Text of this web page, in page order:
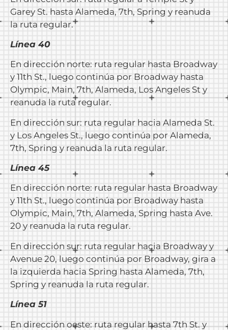
Garey St. hasta Alameda, 7th, Spring y reanuda
la ruta regular.
Línea 40
En dirección norte: ruta regular hasta Broadway
y 11th St., luego continúa por Broadway hasta
Olympic, Main, 7th, Alameda, Los Angeles St y
reanuda la ruta regular.
En dirección sur: ruta regular hacia Alameda St.
y Los Angeles St., luego continúa por Alameda,
7th, Spring y reanuda la ruta regular.
Línea 45
En dirección norte: ruta regular hasta Broadway
y 11th St., luego continúa por Broadway hasta
Olympic, Main, 7th, Alameda, Spring hasta Ave.
20 y reanuda la ruta regular.
En dirección sur: ruta regular hacia Broadway y
Avenue 20, luego continúa por Broadway, gira a
la izquierda hacia Spring hasta Alameda, 7th,
Spring y reanuda la ruta regular.
Línea 51
En dirección oeste: ruta regular hasta 7th St. y